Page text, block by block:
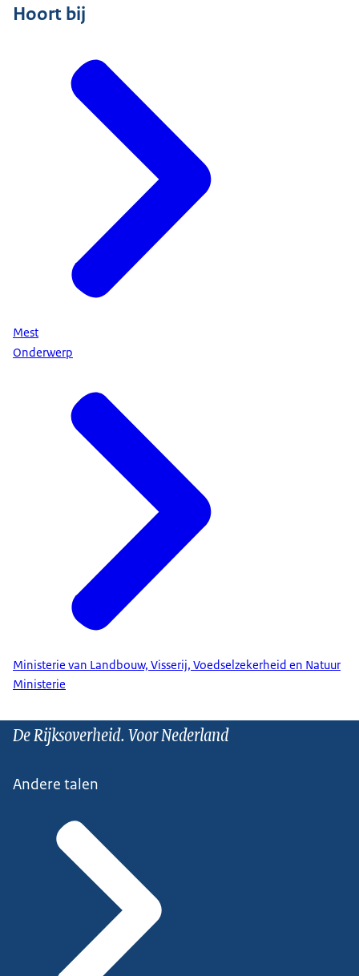
Hoort bij
Mest
Onderwerp
Ministerie van Landbouw, Visserij, Voedselzekerheid en Natuur
Ministerie
De Rijksoverheid. Voor Nederland
Andere talen